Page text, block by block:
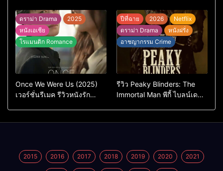
ต้นฉบับเกาหลี
แต่ยังไปไม่ถึงไหน
ดราม่า Drama
2025
หนังเอเชีย
โรแมนติก Romance
Once We Were Us (2025)
เวอร์ชั่นรีเมค รีวิวหนังรัก
ปีที่ฉาย 2026
Netflix
ดราม่า Drama
หนังฝรั่ง
อาชญากรรม Crime
รีวิว Peaky Blinders: The
Immortal Man พีกี้ ไบลน์เด
2015 2016 2017 2018 2019 2020 2021